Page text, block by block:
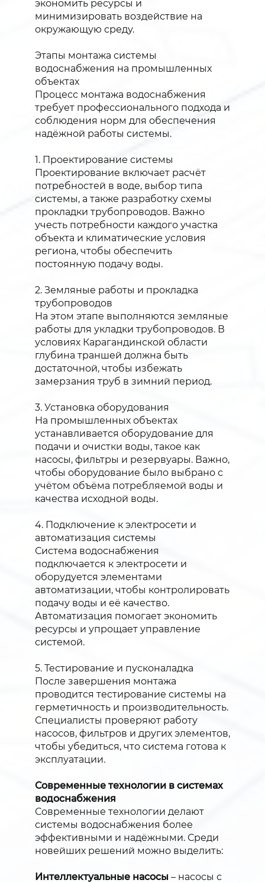
экономить ресурсы и
минимизировать воздействие на
окружающую среду.
Этапы монтажа системы
водоснабжения на промышленных
объектах
Процесс монтажа водоснабжения
требует профессионального подхода и
соблюдения норм для обеспечения
надёжной работы системы.
1. Проектирование системы
Проектирование включает расчёт
потребностей в воде, выбор типа
системы, а также разработку схемы
прокладки трубопроводов. Важно
учесть потребности каждого участка
объекта и климатические условия
региона, чтобы обеспечить
постоянную подачу воды.
2. Земляные работы и прокладка
трубопроводов
На этом этапе выполняются земляные
работы для укладки трубопроводов. В
условиях Карагандинской области
глубина траншей должна быть
достаточной, чтобы избежать
замерзания труб в зимний период.
3. Установка оборудования
На промышленных объектах
устанавливается оборудование для
подачи и очистки воды, такое как
насосы, фильтры и резервуары. Важно,
чтобы оборудование было выбрано с
учётом объёма потребляемой воды и
качества исходной воды.
4. Подключение к электросети и
автоматизация системы
Система водоснабжения
подключается к электросети и
оборудуется элементами
автоматизации, чтобы контролировать
подачу воды и её качество.
Автоматизация помогает экономить
ресурсы и упрощает управление
системой.
5. Тестирование и пусконаладка
После завершения монтажа
проводится тестирование системы на
герметичность и производительность.
Специалисты проверяют работу
насосов, фильтров и других элементов,
чтобы убедиться, что система готова к
эксплуатации.
Современные технологии в системах
водоснабжения
Современные технологии делают
системы водоснабжения более
эффективными и надёжными. Среди
новейших решений можно выделить:
Интеллектуальные насосы – насосы с